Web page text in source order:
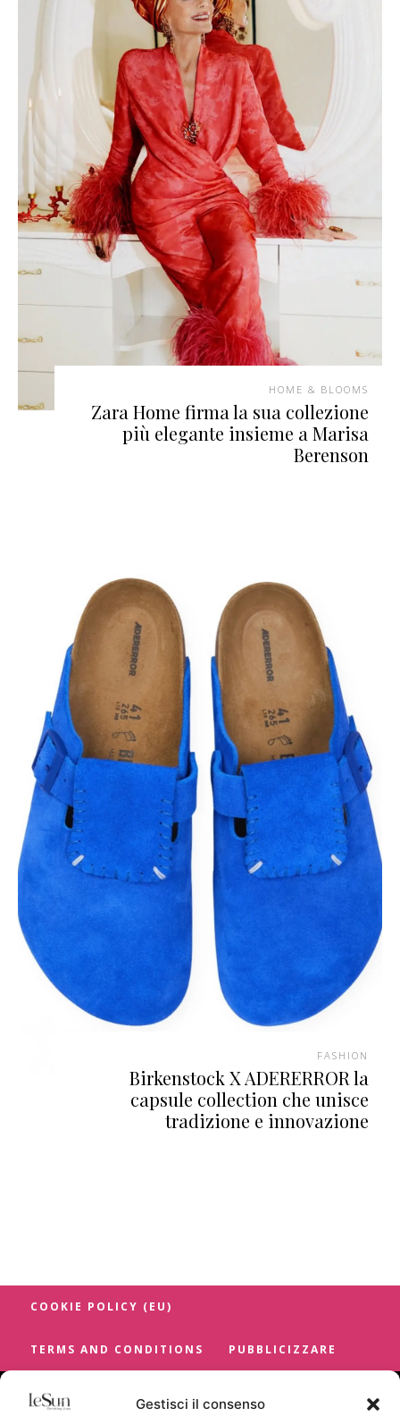
Gestisci il consenso
HOME & BLOOMS
Zara Home firma la sua collezione
più elegante insieme a Marisa
Berenson
FASHION
Birkenstock X ADERERROR la
capsule collection che unisce
tradizione e innovazione
COOKIE POLICY (EU)
TERMS AND CONDITIONS PUBBLICIZZARE